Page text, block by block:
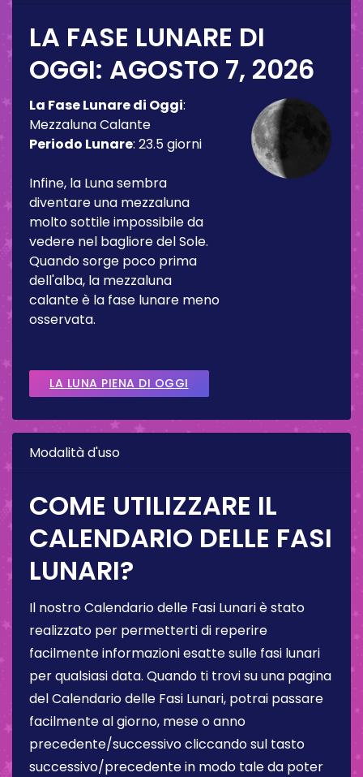
LA FASE LUNARE DI
OGGI: AGOSTO 7, 2026
La Fase Lunare di Oggi:
Mezzaluna Calante
Periodo Lunare: 23.5 giorni
Infine, la Luna sembra
diventare una mezzaluna
molto sottile impossibile da
vedere nel bagliore del Sole.
Quando sorge poco prima
dell'alba, la mezzaluna
calante è la fase lunare meno
osservata.
LA LUNA PIENA DI OGGI
Modalità d'uso
COME UTILIZZARE IL
CALENDARIO DELLE FASI
LUNARI?
Il nostro Calendario delle Fasi Lunari è stato
realizzato per permetterti di reperire
facilmente informazioni esatte sulle fasi lunari
per qualsiasi data. Quando ti trovi su una pagina
del Calendario delle Fasi Lunari, potrai passare
facilmente al giorno, mese o anno
precedente/successivo cliccando sul tasto
successivo/precedente in modo tale da poter